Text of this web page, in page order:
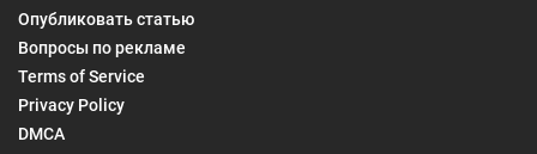
Опубликовать статью
Вопросы по рекламе
Terms of Service
Privacy Policy
DMCA